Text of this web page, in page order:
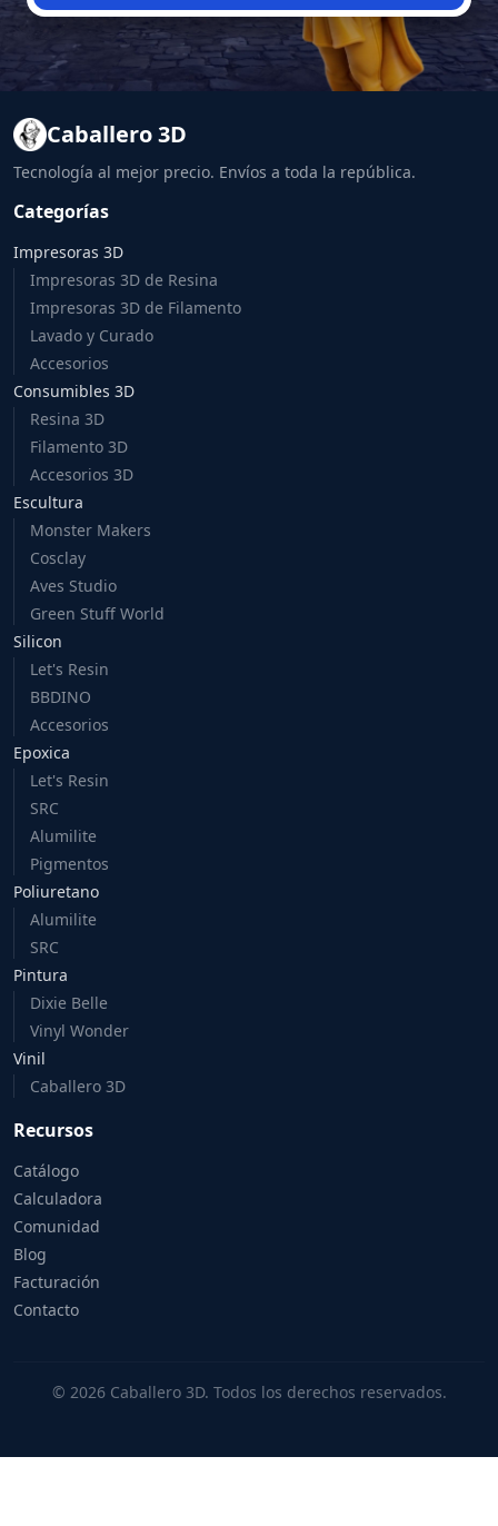
Caballero 3D
Tecnología al mejor precio. Envíos a toda la república.
Categorías
Impresoras 3D
Impresoras 3D de Resina
Impresoras 3D de Filamento
Lavado y Curado
Accesorios
Consumibles 3D
Resina 3D
Filamento 3D
Accesorios 3D
Escultura
Monster Makers
Cosclay
Aves Studio
Green Stuff World
Silicon
Let's Resin
BBDINO
Accesorios
Epoxica
Let's Resin
SRC
Alumilite
Pigmentos
Poliuretano
Alumilite
SRC
Pintura
Dixie Belle
Vinyl Wonder
Vinil
Caballero 3D
Recursos
Catálogo
Calculadora
Comunidad
Blog
Facturación
Contacto
© 2026 Caballero 3D. Todos los derechos reservados.